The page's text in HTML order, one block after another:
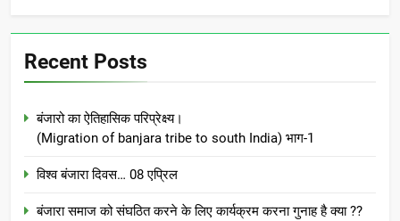
Recent Posts
बंजारो का ऐतिहासिक परिप्रेक्ष्य।
(Migration of banjara tribe to south India) भाग-1
विश्व बंजारा दिवस… 08 एप्रिल
बंजारा समाज को संघठित करने के लिए कार्यक्रम करना गुनाह है क्या ??